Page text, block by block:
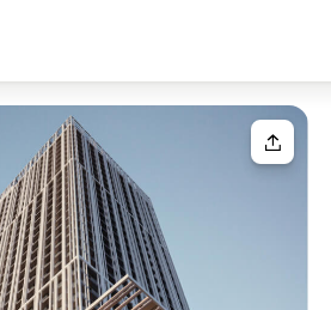
Ihre Anfrage
Ihre Nachricht
suchen und wir finden Ihre
kontaktieren?